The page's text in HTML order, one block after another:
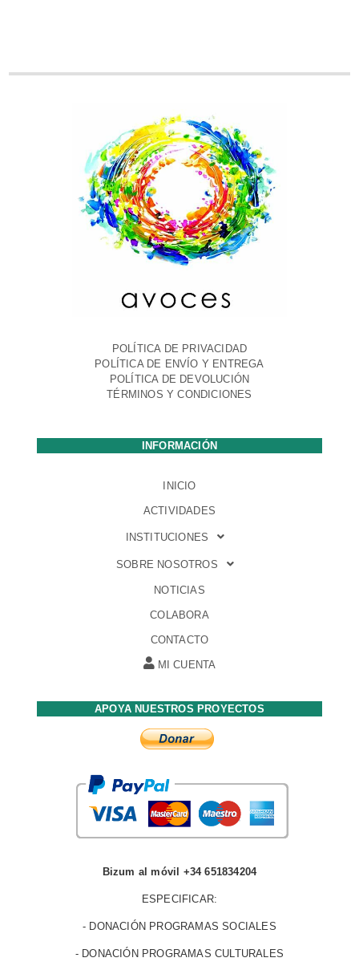
POLÍTICA DE PRIVACIDAD
POLÍTICA DE ENVÍO Y ENTREGA
POLÍTICA DE DEVOLUCIÓN
TÉRMINOS Y CONDICIONES
INFORMACIÓN
INICIO
ACTIVIDADES
INSTITUCIONES
SOBRE NOSOTROS
NOTICIAS
COLABORA
CONTACTO
MI CUENTA
APOYA NUESTROS PROYECTOS
Bizum al móvil +34 651834204
ESPECIFICAR:
- DONACIÓN PROGRAMAS SOCIALES
- DONACIÓN PROGRAMAS CULTURALES